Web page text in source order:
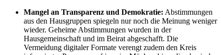
Mangel an Transparenz und Demokratie: Abstimmungen
aus den Hausgruppen spiegeln nur noch die Meinung weniger
wieder. Geheime Abstimmungen wurden in der
Hausgemeinschaft und im Beirat abgeschafft. Die
Vermeidung digitaler Formate verengt zudem den Kreis